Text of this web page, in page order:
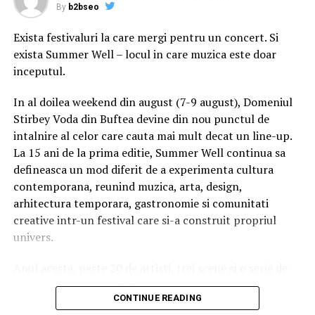
Raspandacul.ro
RELATED TOPICS:
La ce sa fii atent cand cumperi piese moto online
DON'T MISS
STS anunţă semnarea contractului de echipamente şi
softuri pentru îmbunătăţirea sistemului 112
By b2bseo
Exista festivaluri la care mergi pentru un concert. Si
exista Summer Well – locul in care muzica este doar
inceputul.
In al doilea weekend din august (7-9 august), Domeniul
Stirbey Voda din Buftea devine din nou punctul de
intalnire al celor care cauta mai mult decat un line-up.
La 15 ani de la prima editie, Summer Well continua sa
defineasca un mod diferit de a experimenta cultura
contemporana, reunind muzica, arta, design,
arhitectura temporara, gastronomie si comunitati
creative intr-un festival care si-a construit propriul
univers.
experiente curatoriate transforma fiecare colt al
domeniului intr-un spatiu cu identitate proprie. Nu este
CONTINUE READING